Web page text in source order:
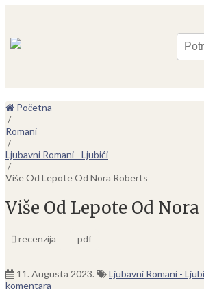
Početna
/
Romani
/
Ljubavni Romani - Ljubići
/
Više Od Lepote Od Nora Roberts
Više Od Lepote Od
recenzija pdf
11. Augusta 2023. Ljubavni Romani -
komentara